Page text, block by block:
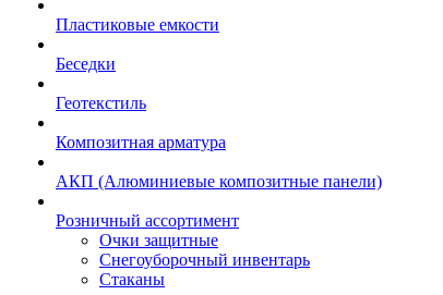
Пластиковые емкости
Беседки
Геотекстиль
Композитная арматура
АКП (Алюминиевые композитные панели)
Розничный ассортимент
Очки защитные
Снегоуборочный инвентарь
Стаканы